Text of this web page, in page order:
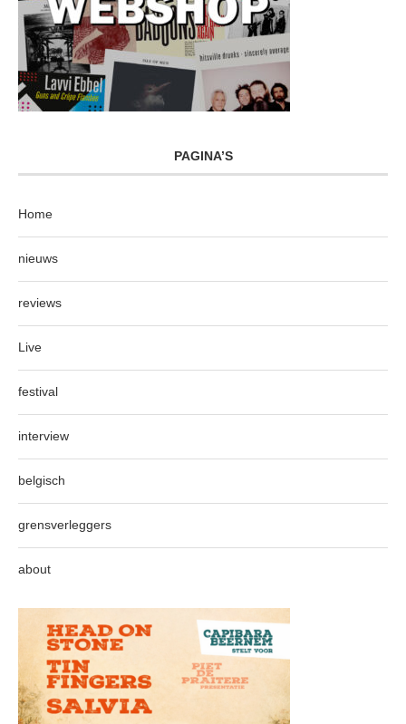
PAGINA’S
Home
nieuws
reviews
Live
festival
interview
belgisch
grensverleggers
about